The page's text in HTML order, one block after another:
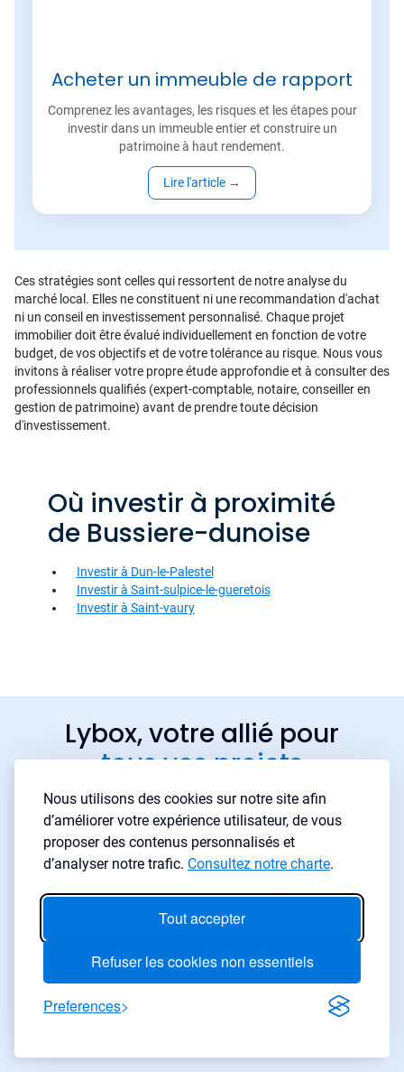
Nous utilisons des cookies sur notre site afin
d’améliorer votre expérience utilisateur, de vous
proposer des contenus personnalisés et
d’analyser notre trafic. Consultez notre charte.
Tout accepter
Refuser les cookies non essentiels
Preferences
Acheter un immeuble de rapport
Comprenez les avantages, les risques et les étapes pour
investir dans un immeuble entier et construire un
patrimoine à haut rendement.
Lire l'article →
Ces stratégies sont celles qui ressortent de notre analyse du
marché local. Elles ne constituent ni une recommandation d'achat
ni un conseil en investissement personnalisé. Chaque projet
immobilier doit être évalué individuellement en fonction de votre
budget, de vos objectifs et de votre tolérance au risque. Nous vous
invitons à réaliser votre propre étude approfondie et à consulter des
professionnels qualifiés (expert-comptable, notaire, conseiller en
gestion de patrimoine) avant de prendre toute décision
d'investissement.
Où investir à proximité
de Bussiere-dunoise
Investir à Dun-le-Palestel
Investir à Saint-sulpice-le-gueretois
Investir à Saint-vaury
Lybox, votre allié pour
tous vos projets
immobilier
Les investisseurs qui utilisent
LyBox obtiennent demeilleures
rentabilités, trouvent des biens
Démarrer gratuitement→